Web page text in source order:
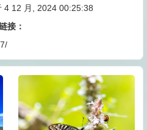
4 12 月, 2024 00:25:38
接：